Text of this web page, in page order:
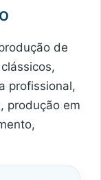
de
profissional,
produção em